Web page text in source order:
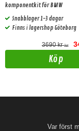
komponentkit för BMW
Snabblager 1-3 dagar
Finns i lagershop Göteborg
3690 kr/st
Köp
Var först